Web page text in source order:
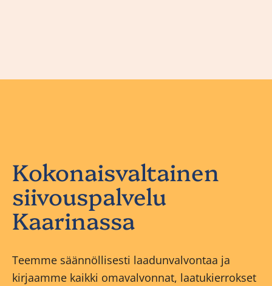
Kokonaisvaltainen
siivouspalvelu
Kaarinassa
Teemme säännöllisesti laadunvalvontaa ja
kirjaamme kaikki omavalvonnat, laatukierrokset